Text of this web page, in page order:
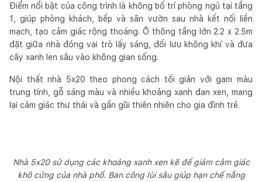
Điểm nổi bật của công trình là không bố trí phòng ngủ tại tầng
1, giúp phòng khách, bếp và sân vườn sau nhà kết nối liền
mạch, tạo cảm giác rộng thoáng. Ô thông tầng lớn 2.2 x 2.5m
đặt giữa nhà đóng vai trò lấy sáng, đối lưu không khí và đưa
cây xanh len sâu vào không gian sống.
Nội thất nhà 5x20 theo phong cách tối giản với gam màu
trung tính, gỗ sáng màu và nhiều khoảng xanh đan xen, mang
lại cảm giác thư thái và gần gũi thiên nhiên cho gia đình trẻ.
Nhà 5x20 sử dụng các khoảng xanh xen kẽ để giảm cảm giác
khô cứng của nhà phố. Ban công lùi sâu giúp hạn chế nắng